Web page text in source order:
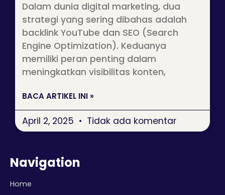
Dalam dunia digital marketing, dua
strategi yang sering dibahas adalah
backlink YouTube dan SEO (Search
Engine Optimization). Keduanya
memiliki peran penting dalam
meningkatkan visibilitas konten,
BACA ARTIKEL INI »
April 2, 2025 Tidak ada komentar
Navigation
Home